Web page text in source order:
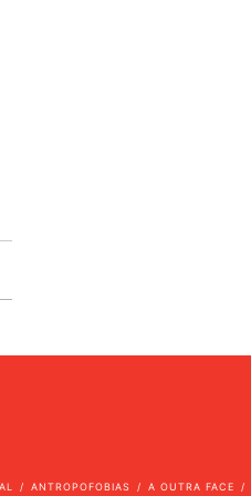
ANTROPOFOBIAS A OUTRA FACE